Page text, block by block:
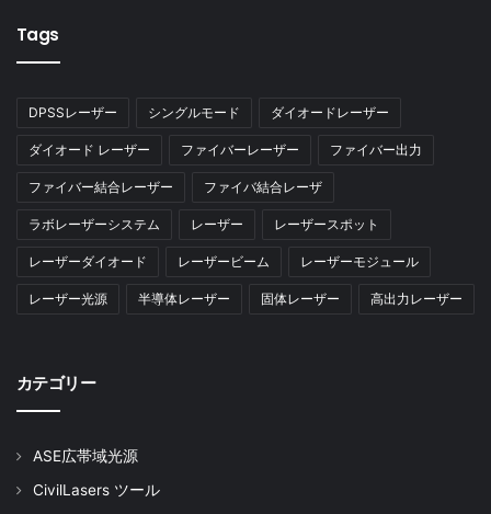
Tags
DPSSレーザー シングルモード ダイオードレーザー
ダイオード レーザー ファイバーレーザー ファイバー出力
ファイバー結合レーザー ファイバ結合レーザ
ラボレーザーシステム レーザー レーザースポット
レーザーダイオード レーザービーム レーザーモジュール
レーザー光源 半導体レーザー 固体レーザー 高出力レーザー
カテゴリー
ASE広帯域光源
CivilLasers ツール